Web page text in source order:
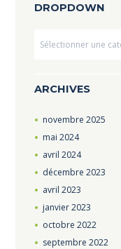
DROPDOWN
ARCHIVES
novembre 2025
mai 2024
avril 2024
décembre 2023
avril 2023
janvier2023
octobre 2022
septembre 2022